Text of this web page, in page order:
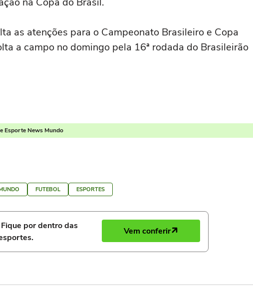
as atenções para o Campeonato Brasileiro e Copa
a campo no domingo pela 16ª rodada do Brasileirão
Esporte News Mundo
FUTEBOL ESPORTES
por dentro das
Vem conferir